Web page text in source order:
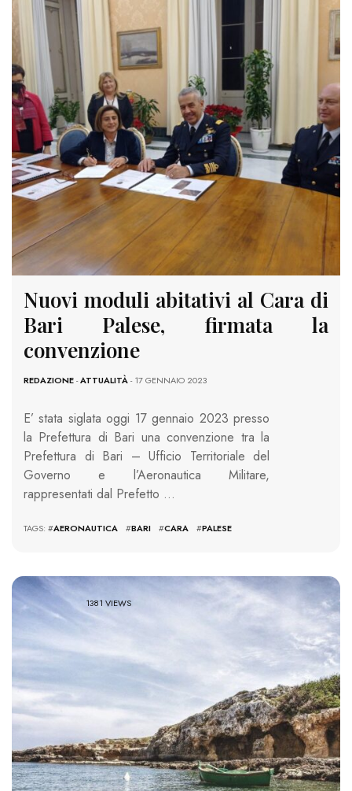
Nuovi moduli abitativi al Cara di
Bari Palese, firmata la
convenzione
REDAZIONE-ATTUALITÀ- 17 GENNAIO 2023
E’ stata siglata oggi 17 gennaio 2023 presso
la Prefettura di Bari una convenzione tra la
Prefettura di Bari – Ufficio Territoriale del
Governo e l’Aeronautica Militare,
rappresentati dal Prefetto …
TAGS: #AERONAUTICA #BARI #CARA #PALESE
1381 VIEWS